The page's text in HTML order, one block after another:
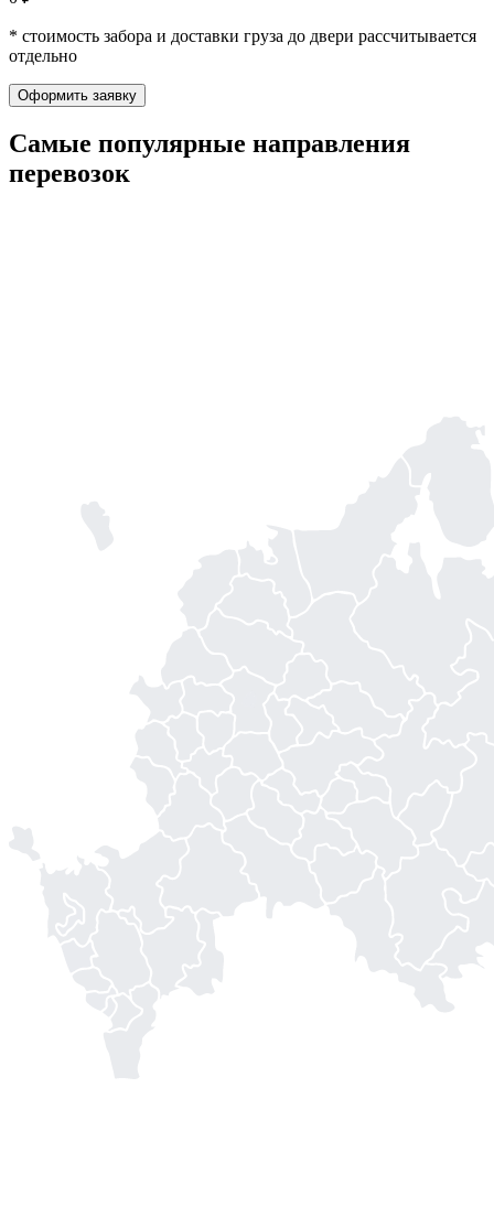
* стоимость забора и доставки груза до двери рассчитывается
отдельно
Оформить заявку
Самые популярные направления
перевозок